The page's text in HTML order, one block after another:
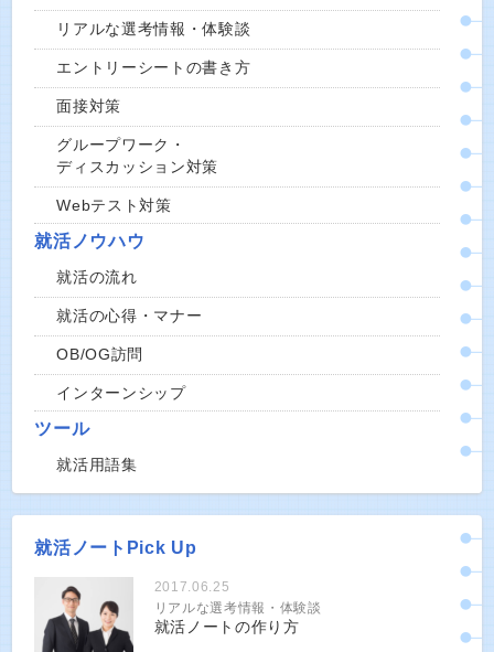
リアルな選考情報・体験談
エントリーシートの書き方
面接対策
グループワーク・
ディスカッション対策
Webテスト対策
就活ノウハウ
就活の流れ
就活の心得・マナー
OB/OG訪問
インターンシップ
ツール
就活用語集
就活ノートPick Up
2017.06.25
リアルな選考情報・体験談
就活ノートの作り方